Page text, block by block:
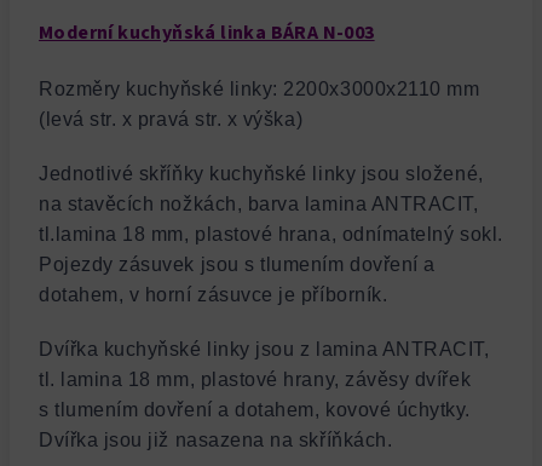
Moderní kuchyňská linka BÁRA N-003
Rozměry kuchyňské linky: 2200x3000x2110 mm
(levá str. x pravá str. x výška)
Jednotlivé skříňky kuchyňské linky jsou složené,
na stavěcích nožkách, barva lamina ANTRACIT,
tl.lamina 18 mm, plastové hrana, odnímatelný sokl.
Pojezdy zásuvek jsou s tlumením dovření a
dotahem, v horní zásuvce je příborník.
Dvířka kuchyňské linky jsou z lamina ANTRACIT,
tl. lamina 18 mm, plastové hrany, závěsy dvířek
s tlumením dovření a dotahem, kovové úchytky.
Dvířka jsou již nasazena na skříňkách.